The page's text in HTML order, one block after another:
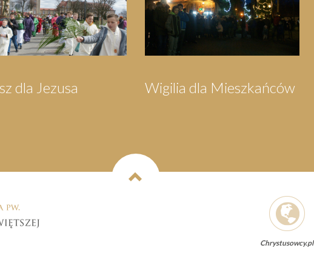
Orszak Trzech Króli
Pielgrzymka do
Chrystusowcy.pl